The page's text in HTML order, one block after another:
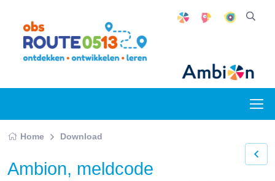
Home Download
Ambion, meldcode